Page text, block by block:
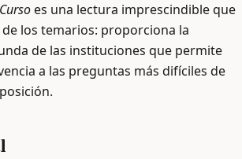
Cursoes una lectura imprescindible que
los temarios: proporciona la
de las instituciones que permite
a las preguntas más difíciles de